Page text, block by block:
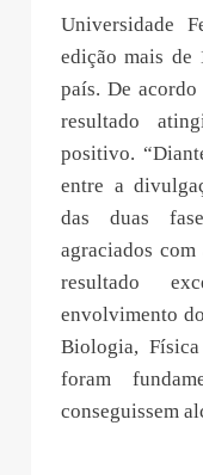
Universidade
edição mais de
país. De
resultado
positivo.
entre a
das duas
agraciados
resultado
envolvimento
Biologia,
foram
conseguissem